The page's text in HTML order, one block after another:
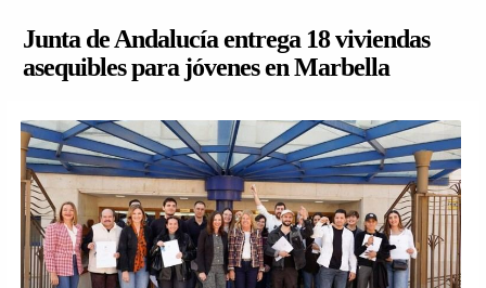
Junta de Andalucía entrega 18 viviendas
asequibles para jóvenes en Marbella